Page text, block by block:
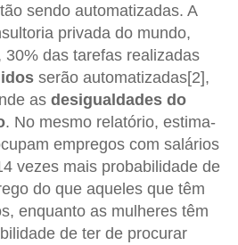
sendo automatizadas. A
privada do mundo,
das tarefas realizadas
serão automatizadas[2],
as desigualdades do
. No mesmo relatório, estima-
empregos com salários
vezes mais probabilidade de
do que aqueles que têm
enquanto as mulheres têm
de ter de procurar